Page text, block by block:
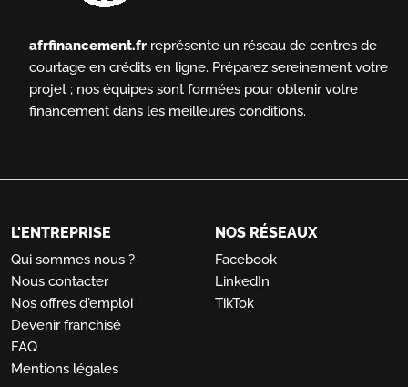
afrfinancement.fr représente un réseau de centres de
courtage en crédits en ligne. Préparez sereinement votre
projet ; nos équipes sont formées pour obtenir votre
financement dans les meilleures conditions.
L'ENTREPRISE
Qui sommes nous ?
Nous contacter
Nos offres d'emploi
Devenir franchisé
FAQ
Mentions légales
NOS RÉSEAUX
Facebook
LinkedIn
TikTok